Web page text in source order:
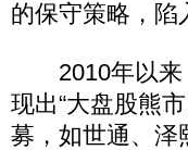
的保守策略，陷
2010年以来
现出“大盘股熊
募，如世通、泽